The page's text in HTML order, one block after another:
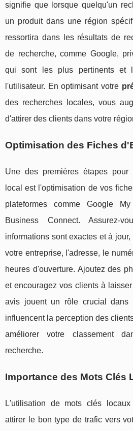
signifie que lorsque quelqu'un
un produit dans une région
ressortira dans les résultats de
de recherche, comme Google,
qui sont les plus pertinents et
l'utilisateur. En optimisant votre
des recherches locales, vous
d'attirer des clients dans votre
Optimisation des Fiches
Une des premières étapes pour
local est l'optimisation de vos
plateformes comme Google
Business Connect. Assurez-
informations sont exactes et à
votre entreprise, l'adresse, le
heures d'ouverture. Ajoutez des
et encouragez vos clients à
avis jouent un rôle crucial
influencent la perception des
améliorer votre classement
recherche.
Importance des Mots Clés
L'utilisation de mots clés
attirer le bon type de trafic vers